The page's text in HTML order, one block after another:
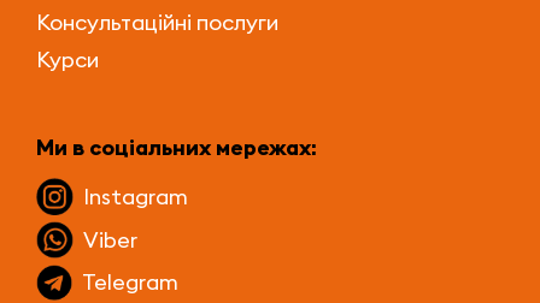
Консультаційні послуги
Курси
Ми в соціальних мережах:
Instagram
Viber
Telegram